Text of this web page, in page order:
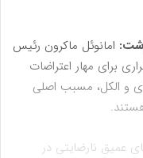
امانوئل ماکرون رئیس‌
برای مهار اعتراضات
و الکل، مسبب اصلی
عمیق نارضایتی در